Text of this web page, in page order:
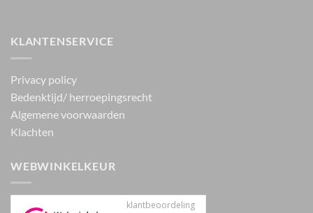
KLANTENSERVICE
Privacy policy
Bedenktijd/ herroepingsrecht
Algemene voorwaarden
Klachten
WEBWINKELKEUR